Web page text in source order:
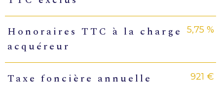
Honoraires TTC à la charge
acquéreur
5,75 %
Taxe foncière annuelle 921 €